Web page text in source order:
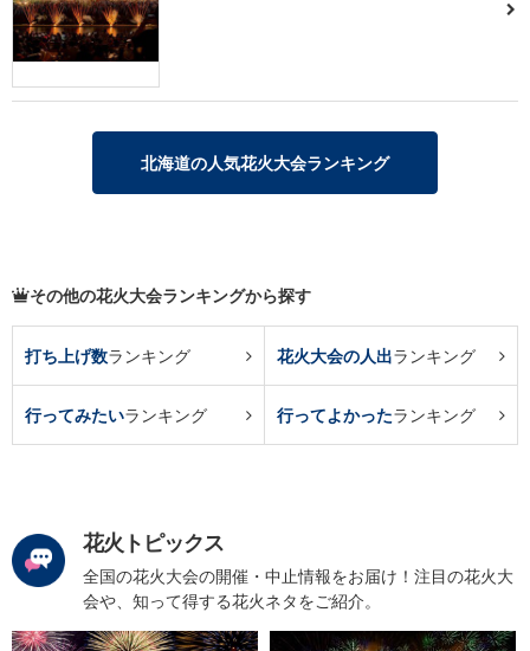
北海道の人気花火大会ランキング
その他の花火大会ランキングから探す
打ち上げ数ランキング 花火大会の人出ランキング
行ってみたいランキング 行ってよかったランキング
花火トピックス
全国の花火大会の開催・中止情報をお届け！注目の花火大
会や、知って得する花火ネタをご紹介。